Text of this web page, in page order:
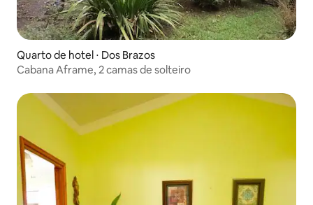
Quarto de hotel ⋅ Dos Brazos
Cabana Aframe, 2 camas de solteiro